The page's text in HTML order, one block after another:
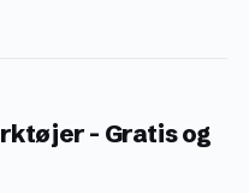
- Gratis og